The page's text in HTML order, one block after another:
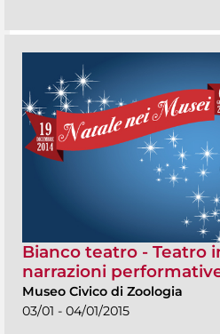
Bianco teatro - Teatro
narrazioni
Museo Civico di Zoologia
03/01 - 04/01/2015